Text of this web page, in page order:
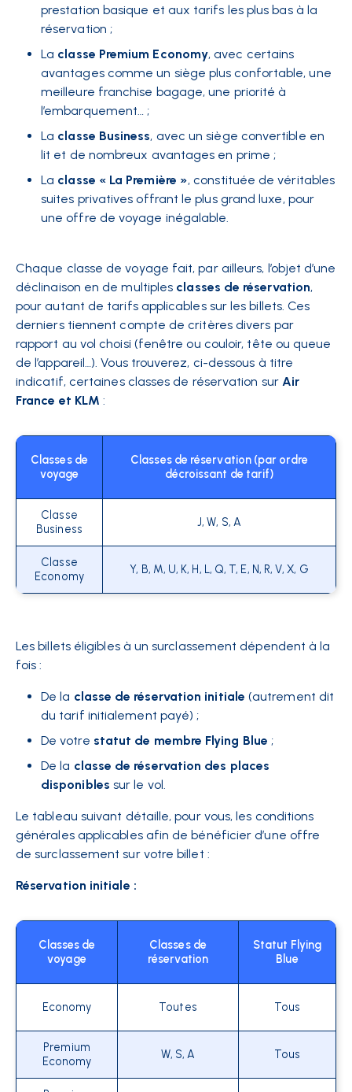
prestation basique et aux tarifs les plus bas à la
réservation ;
La classe Premium Economy, avec certains
avantages comme un siège plus confortable, une
meilleure franchise bagage, une priorité à
l’embarquement… ;
La classe Business, avec un siège convertible en
lit et de nombreux avantages en prime ;
La classe « La Première », constituée de véritables
suites privatives offrant le plus grand luxe, pour
une offre de voyage inégalable.
Chaque classe de voyage fait, par ailleurs, l’objet d’une
déclinaison en de multiples classes de réservation,
pour autant de tarifs applicables sur les billets. Ces
derniers tiennent compte de critères divers par
rapport au vol choisi (fenêtre ou couloir, tête ou queue
de l’appareil…). Vous trouverez, ci-dessous à titre
indicatif, certaines classes de réservation sur Air
France et KLM :
Classes de
voyage
Classes de réservation (par ordre
décroissant de tarif)
Classe
Business
J, W, S, A
Classe
Economy
Y, B, M, U, K, H, L, Q, T, E, N, R, V, X, G
Les billets éligibles à un surclassement dépendent à la
fois :
De la classe de réservation initiale (autrement dit
du tarif initialement payé) ;
De votre statut de membre Flying Blue ;
De la classe de réservation des places
disponibles sur le vol.
Le tableau suivant détaille, pour vous, les conditions
générales applicables afin de bénéficier d’une offre
de surclassement sur votre billet :
Réservation initiale :
Classes de
voyage
Classes de
réservation
Statut Flying
Blue
Economy Toutes Tous
Premium
Economy
W, S, A Tous